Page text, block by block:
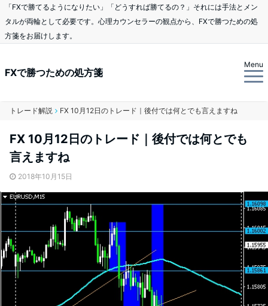
「FXで勝てるようになりたい」「どうすれば勝てるの？」それには手法とメン
タルが両輪として必要です。心理カウンセラーの観点から、FXで勝つための処
方箋をお届けします。
FXで勝つための処方箋
Menu
トレード解説 FX 10月12日のトレード｜後付では何とでも言えますね
FX 10月12日のトレード｜後付では何とでも
言えますね
2018年10月15日